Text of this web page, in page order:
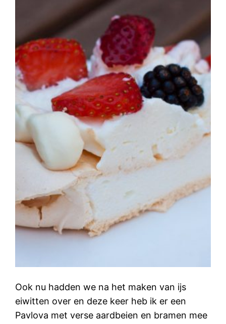
Ook nu hadden we na het maken van ijs
eiwitten over en deze keer heb ik er een
Pavlova met verse aardbeien en bramen mee